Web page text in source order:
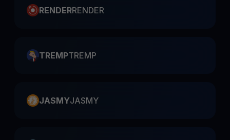
RENDERRENDER
TREMPTREMP
JASMYJASMY